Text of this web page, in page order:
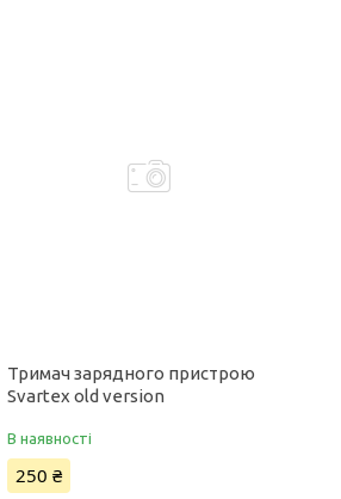
Тримач зарядного пристрою
Svartex old version
В наявності
250 ₴